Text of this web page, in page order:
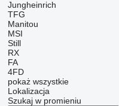
Jungheinrich
TFG
Manitou
MSI
Still
RX
FA
4FD
pokaż wszystkie
Lokalizacja
Szukaj w promieniu